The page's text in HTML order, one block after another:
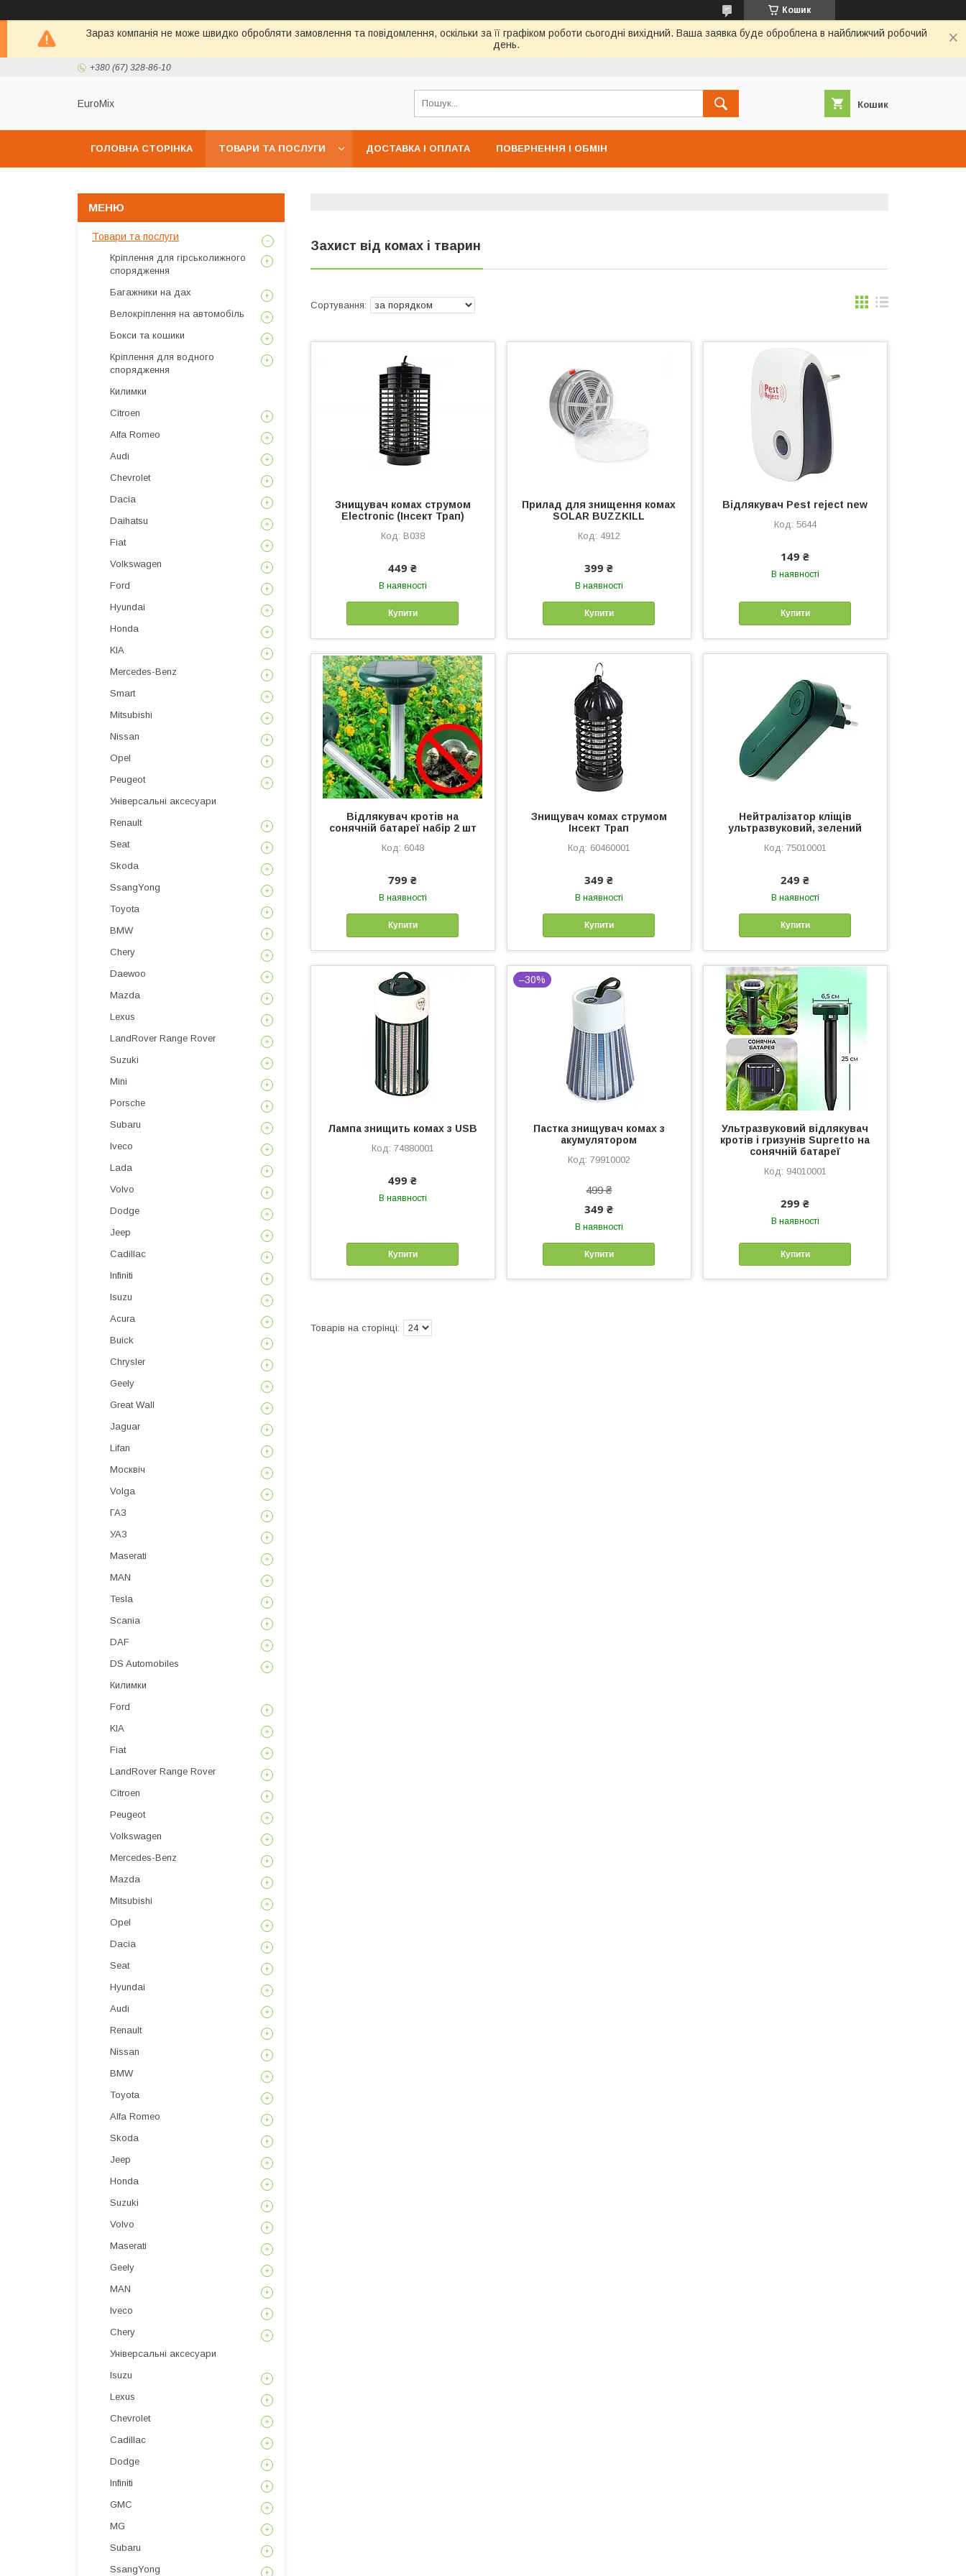
Кошик
Зараз компанія не може швидко обробляти замовлення та повідомлення, оскільки за її графіком роботи сьогодні вихідний. Ваша заявка буде оброблена в найближчий робочий
день.
+380 (67) 328-86-10
EuroMix Кошик
ГОЛОВНА СТОРІНКА ТОВАРИ ТА ПОСЛУГИ ДОСТАВКА І ОПЛАТА ПОВЕРНЕННЯ І ОБМІН
Захист від комах і тварин
Знищувач комах струмом
Electronic (Інсект Трап)
B038
449 ₴
В наявності
Купити
Прилад для знищення комах
SOLAR BUZZKILL
4912
399 ₴
В наявності
Купити
Відлякувач Pest reject new
5644
149 ₴
В наявності
Купити
Відлякувач кротів на
сонячній батареї набір 2 шт
6048
799 ₴
В наявності
Купити
Знищувач комах струмом
Інсект Трап
60460001
349 ₴
В наявності
Купити
Нейтралізатор кліщів
ультразвуковий, зелений
75010001
249 ₴
В наявності
Купити
Лампа знищить комах з USB
74880001
499 ₴
В наявності
Купити
–30%
Пастка знищувач комах з
акумулятором
79910002
499 ₴
349 ₴
В наявності
Купити
Ультразвуковий відлякувач
кротів і гризунів Supretto на
сонячній батареї
94010001
299 ₴
В наявності
Купити
Товари та послуги
Кріплення для гірськолижного
спорядження
Багажники на дах
Велокріплення на автомобіль
Бокси та кошики
Кріплення для водного
спорядження
Килимки
Citroen
Alfa Romeo
Audi
Chevrolet
Dacia
Daihatsu
Fiat
Volkswagen
Ford
Hyundai
Honda
KIA
Mercedes-Benz
Smart
Mitsubishi
Nissan
Opel
Peugeot
Універсальні аксесуари
Renault
Seat
Skoda
SsangYong
Toyota
BMW
Chery
Daewoo
Mazda
Lexus
LandRover Range Rover
Suzuki
Mini
Porsche
Subaru
Iveco
Lada
Volvo
Dodge
Jeep
Cadillac
Infiniti
Isuzu
Acura
Buick
Chrysler
Geely
Great Wall
Jaguar
Lifan
Москвіч
Volga
ГАЗ
УАЗ
Maserati
MAN
Tesla
Scania
DAF
DS Automobiles
Килимки
Ford
KIA
Fiat
LandRover Range Rover
Citroen
Peugeot
Volkswagen
Mercedes-Benz
Mazda
Mitsubishi
Opel
Dacia
Seat
Hyundai
Audi
Renault
Nissan
BMW
Toyota
Alfa Romeo
Skoda
Jeep
Honda
Suzuki
Volvo
Maserati
Geely
MAN
Iveco
Chery
Універсальні аксесуари
Isuzu
Lexus
Chevrolet
Cadillac
Dodge
Infiniti
GMC
MG
Subaru
SsangYong